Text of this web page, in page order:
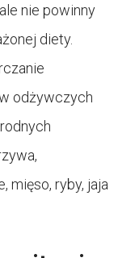
nie powinny
diety.
odżywczych
mięso, ryby, jaja